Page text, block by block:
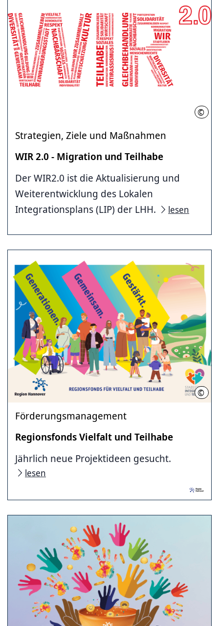
© LHH
Strategien, Ziele und Maßnahmen
WIR 2.0 - Migration und Teilhabe
Der WIR2.0 ist die Aktualisierung und
Weiterentwicklung des Lokalen
Integrationsplans (LIP) der LHH.
lesen
©
Förderungsmanagement
Regionsfonds Vielfalt und Teilhabe
Jährlich neue Projektideen gesucht.
lesen